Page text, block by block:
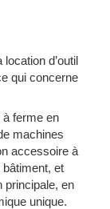
d’outil
qui concerne
à ferme en
machines
accessoire à
bâtiment, et
principale, en
unique.